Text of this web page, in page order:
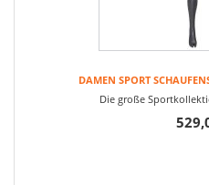
DAMEN SPORT
Die große